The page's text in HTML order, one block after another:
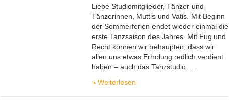
Liebe Studiomitglieder, Tänzer und
Tänzerinnen, Muttis und Vatis. Mit Beginn
der Sommerferien endet wieder einmal die
erste Tanzsaison des Jahres. Mit Fug und
Recht können wir behaupten, dass wir
allen uns etwas Erholung redlich verdient
haben – auch das Tanzstudio …
» Weiterlesen